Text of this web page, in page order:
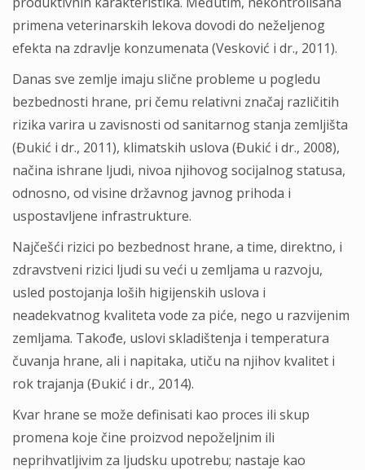
primena veterinarskih lekova dovodi do neželjenog
efekta na zdravlje konzumenata (Vesković i dr., 2011).
Danas sve zemlje imaju slične probleme u pogledu
bezbednosti hrane, pri čemu relativni značaj različitih
rizika varira u zavisnosti od sanitarnog stanja zemljišta
(Đukić i dr., 2011), klimatskih uslova (Đukić i dr., 2008),
načina ishrane ljudi, nivoa njihovog socijalnog statusa,
odnosno, od visine državnog javnog prihoda i
uspostavljene infrastrukture.
Najčešći rizici po bezbednost hrane, a time, direktno, i
zdravstveni rizici ljudi su veći u zemljama u razvoju,
usled postojanja loših higijenskih uslova i
neadekvatnog kvaliteta vode za piće, nego u razvijenim
zemljama. Takođe, uslovi skladištenja i temperatura
čuvanja hrane, ali i napitaka, utiču na njihov kvalitet i
rok trajanja (Đukić i dr., 2014).
Kvar hrane se može definisati kao proces ili skup
promena koje čine proizvod nepoželjnim ili
neprihvatljivim za ljudsku upotrebu; nastaje kao